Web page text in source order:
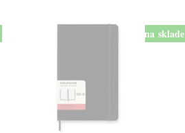
na sklade